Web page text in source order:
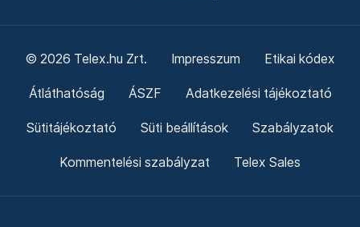
© 2026 Telex.hu Zrt. Impresszum Etikai kódex
Átláthatóság ÁSZF Adatkezelési tájékoztató
Sütitájékoztató Süti beállítások Szabályzatok
Kommentelési szabályzat Telex Sales